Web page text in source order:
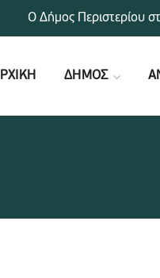
ΔΗΜΟΣ
Ο Δήμος Περιστερίου